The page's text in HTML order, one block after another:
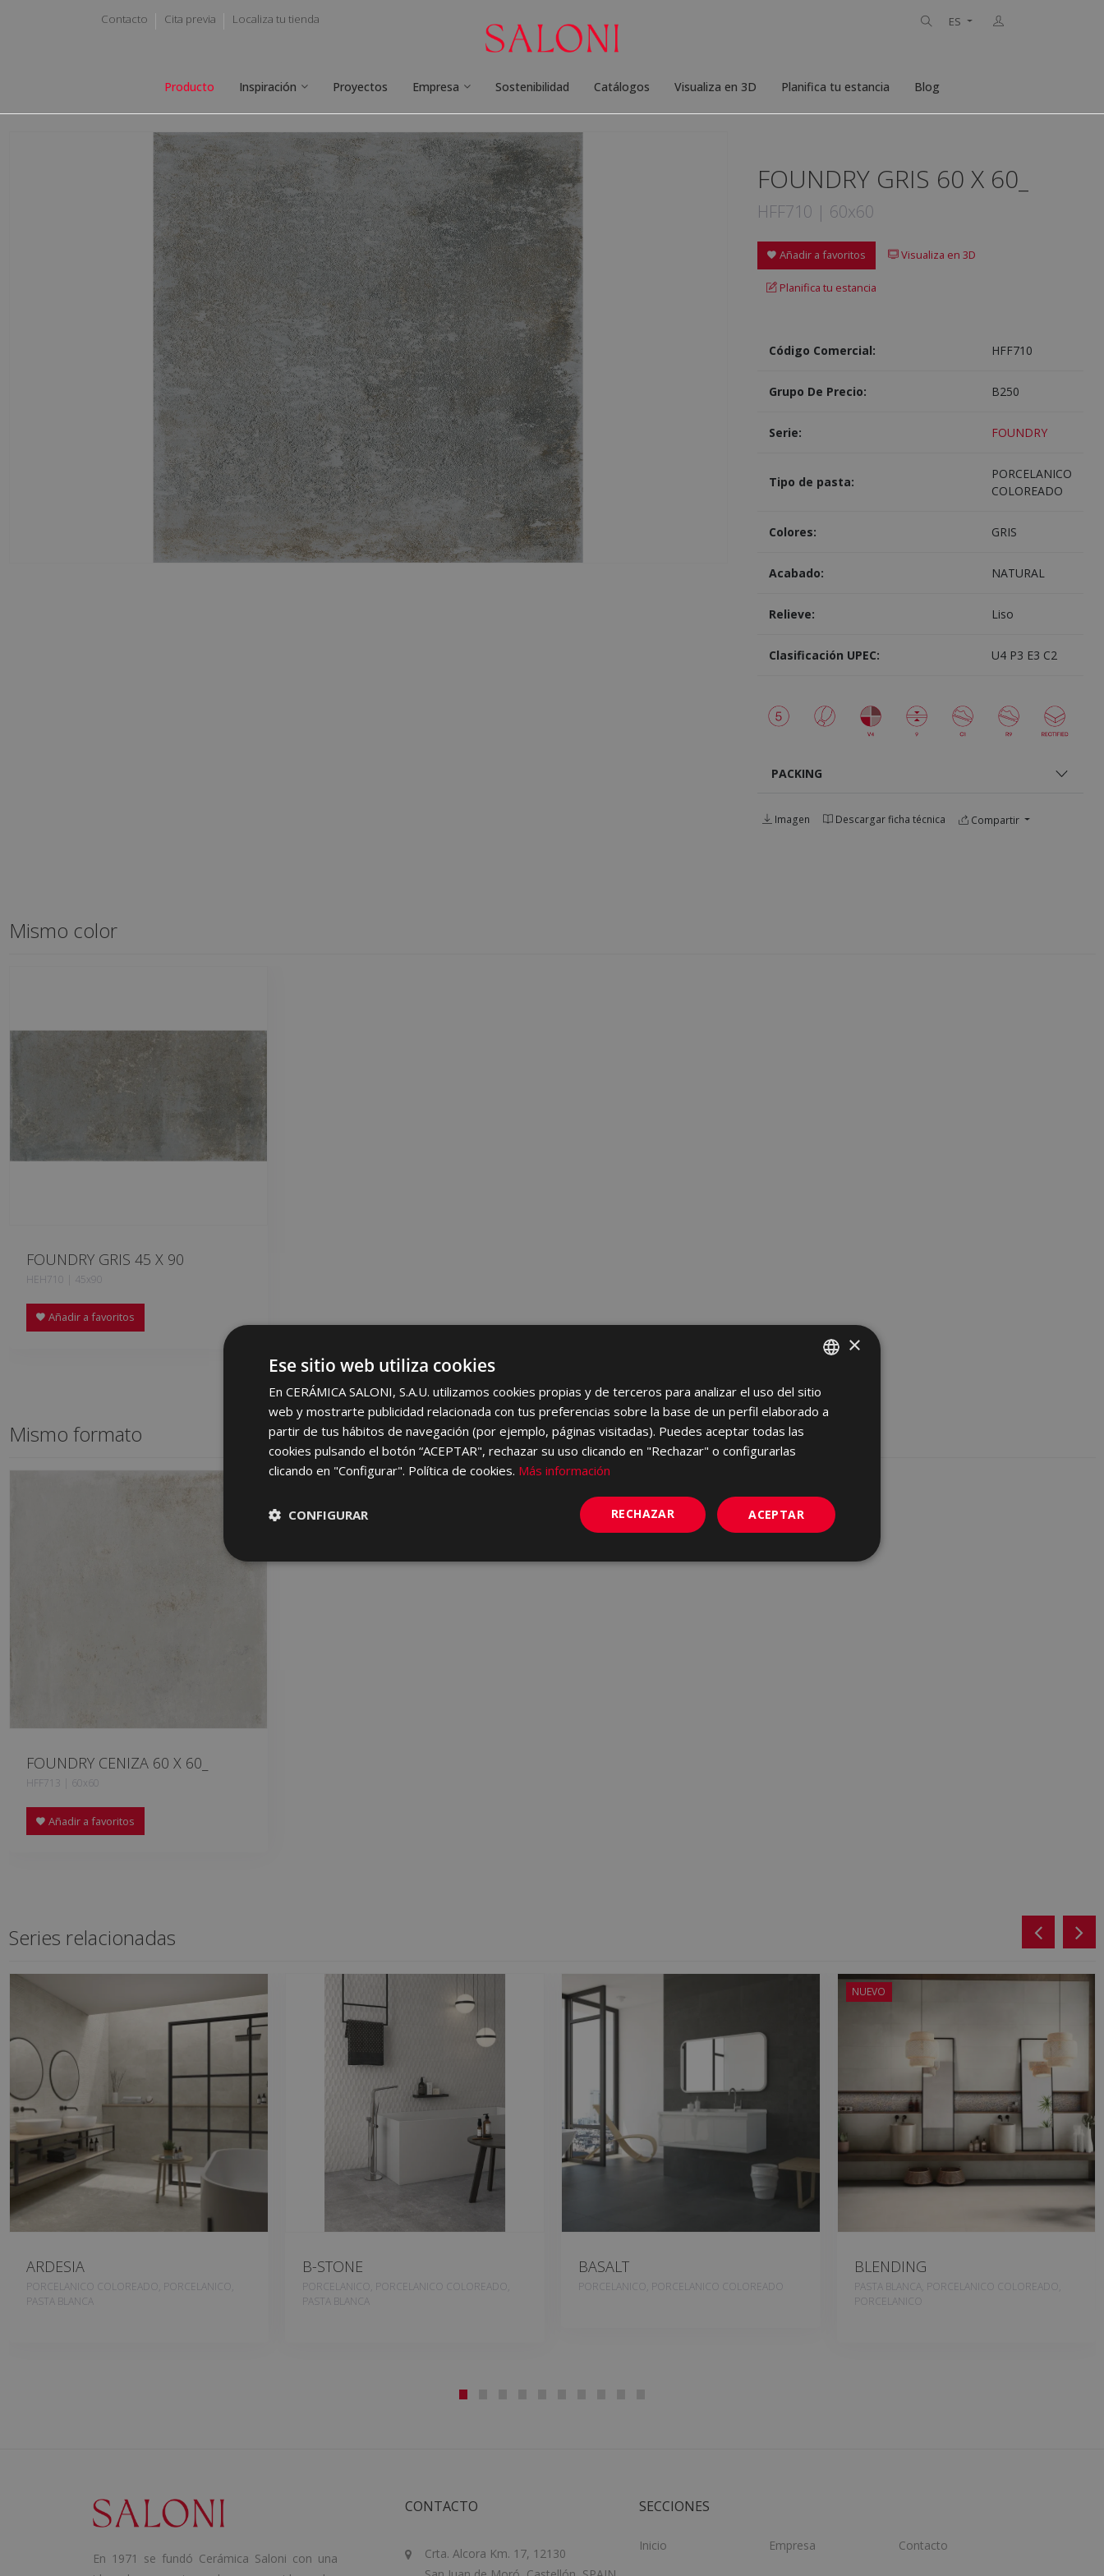
Contacto Cita previa Localiza tu tienda ES
Producto Inspiración Proyectos Empresa Sostenibilidad Catálogos Visualiza en 3D Planifica tu estancia Blog
FOUNDRY GRIS 60 X 60_
HFF710 | 60x60
Añadir a favoritos Visualiza en 3D
Planifica tu estancia
Código Comercial: HFF710
Grupo De Precio: B250
Serie: FOUNDRY
Tipo de pasta:
PORCELANICO
COLOREADO
Colores: GRIS
Acabado: NATURAL
Relieve: Liso
Clasificación UPEC: U4 P3 E3 C2
PACKING
Imagen Descargar ficha técnica Compartir
Mismo color
FOUNDRY GRIS 45 X 90
HEH710 | 45x90
Añadir a favoritos
Mismo formato
FOUNDRY CENIZA 60 X 60_
HFF713 | 60x60
Añadir a favoritos
Series relacionadas
ARDESIA
PORCELANICO COLOREADO, PORCELANICO,
PASTA BLANCA
B-STONE
PORCELANICO, PORCELANICO COLOREADO,
PASTA BLANCA
BASALT
PORCELANICO, PORCELANICO COLOREADO
NUEVO
BLENDING
PASTA BLANCA, PORCELANICO COLOREADO,
PORCELANICO
En 1971 se fundó Cerámica Saloni con una
CONTACTO
Crta. Alcora Km. 17, 12130
SECCIONES
Inicio Empresa Contacto
SPANISH
ENGLISH
PORTUGUESE
×
Ese sitio web utiliza cookies
En CERÁMICA SALONI, S.A.U. utilizamos cookies propias y de terceros para analizar el uso del sitio
web y mostrarte publicidad relacionada con tus preferencias sobre la base de un perfil elaborado a
partir de tus hábitos de navegación (por ejemplo, páginas visitadas). Puedes aceptar todas las
cookies pulsando el botón “ACEPTAR", rechazar su uso clicando en "Rechazar" o configurarlas
clicando en "Configurar". Política de cookies. Más información
ACEPTAR
RECHAZAR
CONFIGURAR